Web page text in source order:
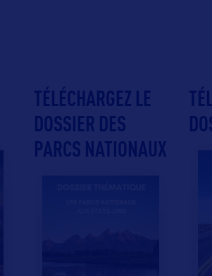
TÉLÉCHARGEZ LE
DOSSIER DES
PARCS NATIONAUX